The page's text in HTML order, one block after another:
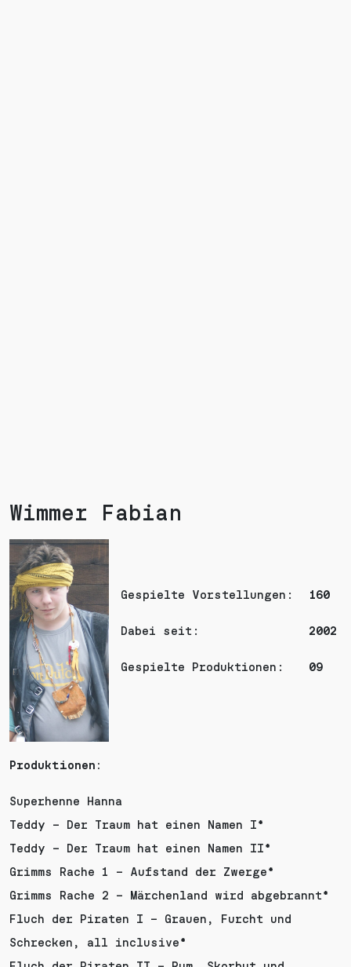
Wimmer Fabian
Gespielte Vorstellungen:
Dabei seit:
Gespielte Produktionen:
160
2002
09
Produktionen:
Superhenne Hanna
Teddy – Der Traum hat einen Namen I*
Teddy – Der Traum hat einen Namen II*
Grimms Rache 1 – Aufstand der Zwerge*
Grimms Rache 2 – Märchenland wird abgebrannt*
Fluch der Piraten I – Grauen, Furcht und
Schrecken, all inclusive*